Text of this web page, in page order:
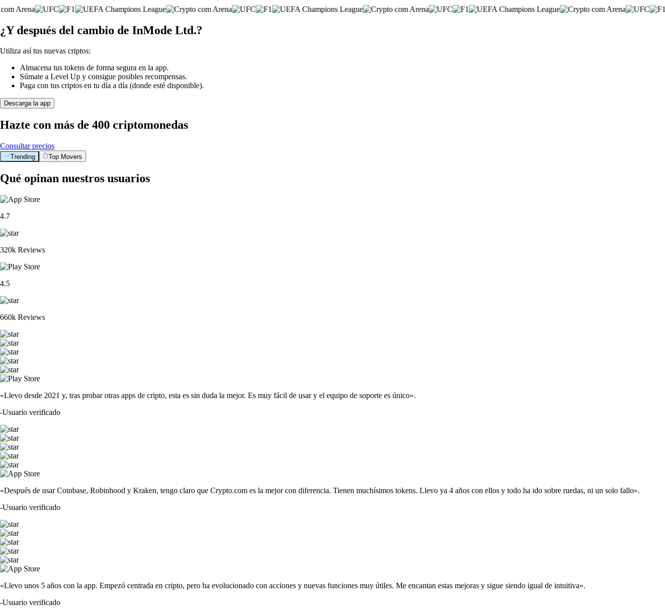
¿Y después del cambio de InMode Ltd.?
Utiliza así tus nuevas criptos:
Almacena tus tokens de forma segura en la app.
Súmate a Level Up y consigue posibles recompensas.
Paga con tus criptos en tu día a día (donde esté disponible).
Descarga la app
Hazte con más de 400 criptomonedas
Consultar precios
Trending Top Movers
Qué opinan nuestros usuarios
4.7
320k Reviews
4.5
660k Reviews
«Llevo desde 2021 y, tras probar otras apps de cripto, esta es sin duda la mejor. Es muy fácil de usar y el equipo de soporte es único».
-Usuario verificado
«Después de usar Coinbase, Robinhood y Kraken, tengo claro que Crypto.com es la mejor con diferencia. Tienen muchísimos tokens. Llevo ya 4 años con ellos y todo ha ido sobre ruedas, ni un solo fallo».
-Usuario verificado
«Llevo unos 5 años con la app. Empezó centrada en cripto, pero ha evolucionado con acciones y nuevas funciones muy útiles. Me encantan estas mejoras y sigue siendo igual de intuitiva».
-Usuario verificado